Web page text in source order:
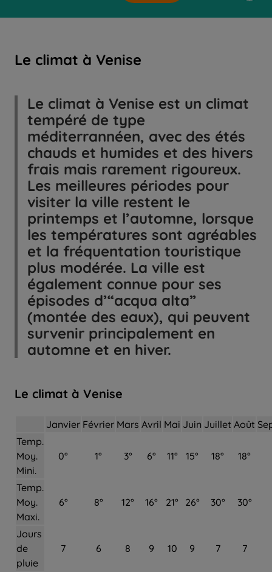
Le climat à Venise
Le climat à Venise est un climat
tempéré de type
méditerrannéen, avec des étés
chauds et humides et des hivers
frais mais rarement rigoureux.
Les meilleures périodes pour
visiter la ville restent le
printemps et l’automne, lorsque
les températures sont agréables
et la fréquentation touristique
plus modérée. La ville est
également connue pour ses
épisodes d’“acqua alta”
(montée des eaux), qui peuvent
survenir principalement en
automne et en hiver.
Le climat à Venise
Janvier Février Mars Avril Mai Juin Juillet Août
Temp.
Moy.
Mini.
0° 1° 3° 6° 11° 15° 18° 18°
Temp.
Moy.
Maxi.
6° 8° 12° 16° 21° 26° 30° 30°
Jours
de
pluie
7 6 8 9 10 9 7 7